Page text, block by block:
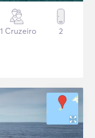
Cruzeiro 2